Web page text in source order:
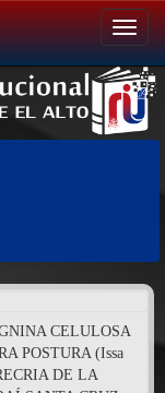
CELULOSA
POSTURA (Issa
DE LA